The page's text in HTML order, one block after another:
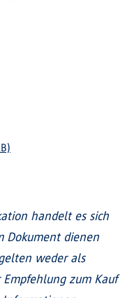
handelt es sich
Dokument dienen
weder als
zum Kauf